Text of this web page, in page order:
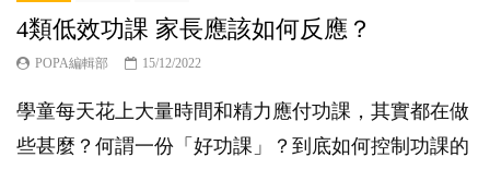
4類低效功課 家長應該如何反應？
POPA編輯部 15/12/2022
學童每天花上大量時間和精力應付功課，其實都在做
些甚麼？何謂一份「好功課」？到底如何控制功課的